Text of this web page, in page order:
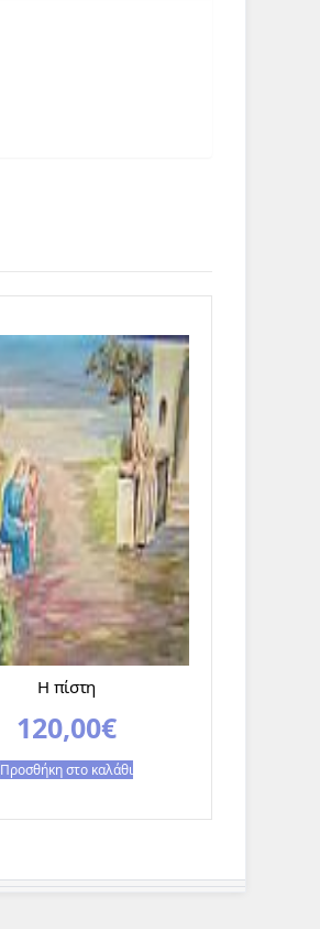
Η πίστη
120,00€
Προσθήκη στο καλάθι